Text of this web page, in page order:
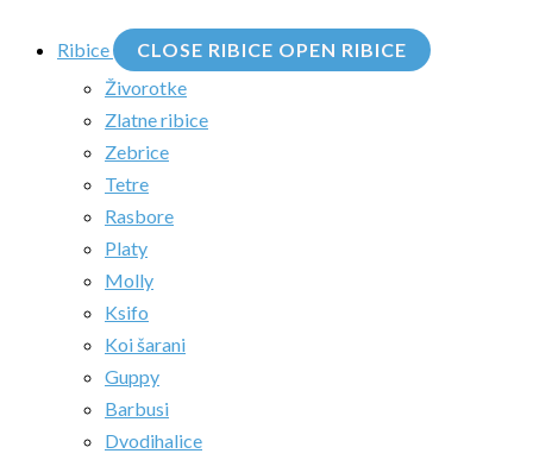
Ribice CLOSE RIBICE OPEN RIBICE
Živorotke
Zlatne ribice
Zebrice
Tetre
Rasbore
Platy
Molly
Ksifo
Koi šarani
Guppy
Barbusi
Dvodihalice